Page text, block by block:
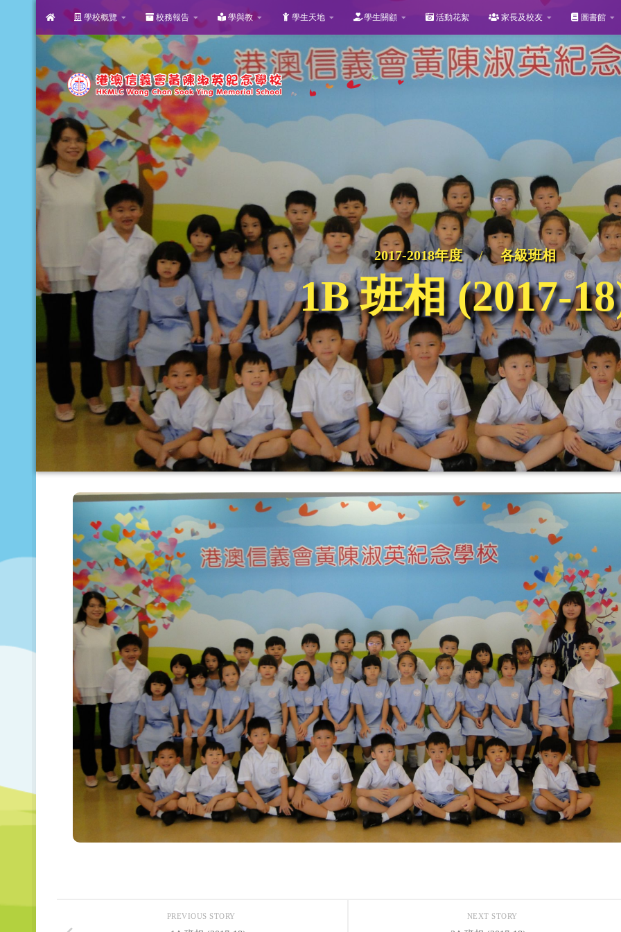
Skip to content
學校概覽 校務報告 學與教 學生天地 學生關顧 活動花絮 家長及校友 圖書館
2017-2018年度 / 各級班相
1B 班相 (2017-
NEXT STORY
PREVIOUS STORY